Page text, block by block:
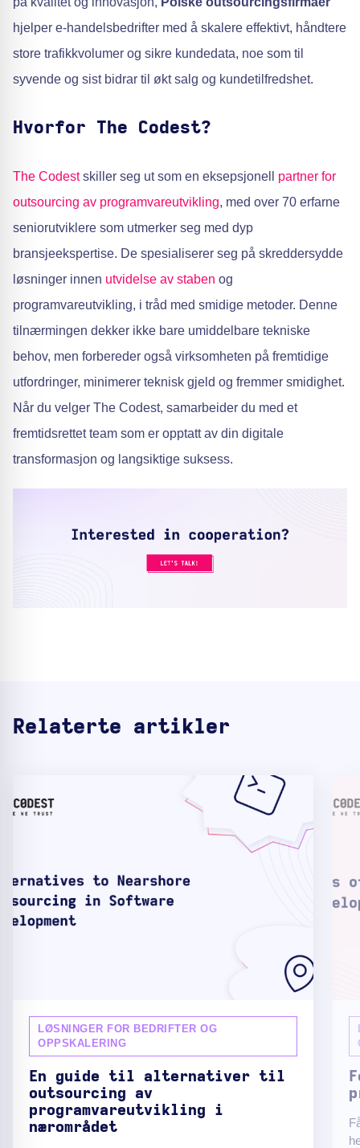
hjelper e-handelsbedrifter med å skalere effektivt, håndtere
store trafikkvolumer og sikre kundedata, noe som til
syvende og sist bidrar til økt salg og kundetilfredshet.
Hvorfor The Codest?
The Codestskiller seg ut som en eksepsjonell partner for
outsourcing av programvareutvikling, med over 70 erfarne
seniorutviklere som utmerker seg med dyp
bransjeekspertise. De spesialiserer seg på skreddersydde
løsninger innen utvidelse av staben og
programvareutvikling, i tråd med smidige metoder. Denne
tilnærmingen dekker ikke bare umiddelbare tekniske
behov, men forbereder også virksomheten på fremtidige
utfordringer, minimerer teknisk gjeld og fremmer smidighet.
Når du velger The Codest, samarbeider du med et
fremtidsrettet team som er opptatt av din digitale
transformasjon og langsiktige suksess.
Relaterte artikler
LØSNINGER FOR BEDRIFTER OG
OPPSKALERING
En guide til alternativer til
outsourcing av
programvareutvikling i
nærområdet